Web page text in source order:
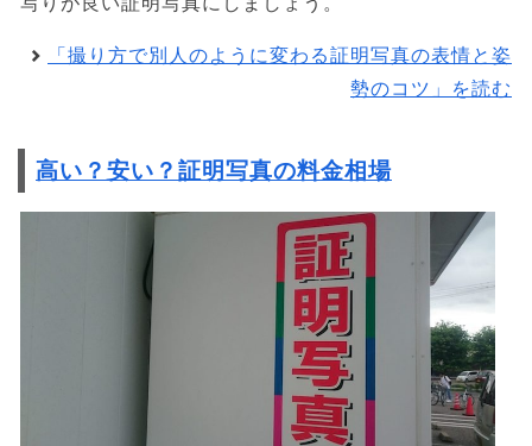
「撮り方で別人のように変わる証明写真の表情と姿
勢のコツ」を読む
高い？安い？証明写真の料金相場